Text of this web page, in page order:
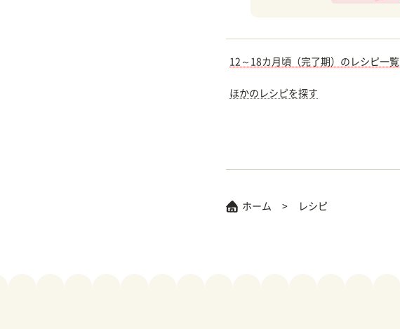
12～18カ月頃（完了期）のレシピ一覧
ほかのレシピを探す
ホーム レシピ